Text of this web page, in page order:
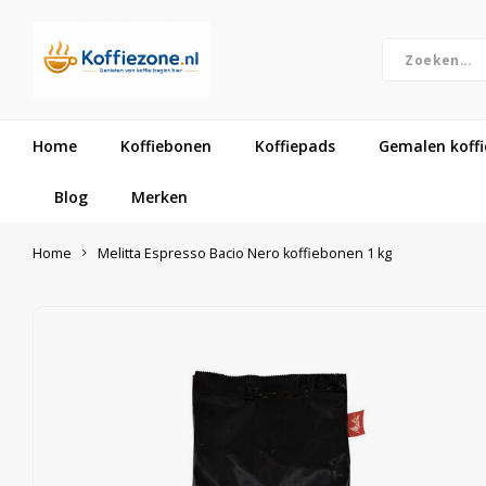
Home Koffiebonen Koffiepads Gemalen
Blog Merken
Home Melitta Espresso Bacio Nero koffiebonen 1 kg